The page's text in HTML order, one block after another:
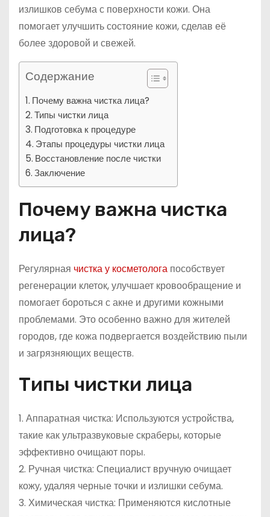
излишков себума с поверхности кожи. Она
помогает улучшить состояние кожи, сделав её
более здоровой и свежей.
Содержание
Почему важна чистка лица?
Типы чистки лица
Подготовка к процедуре
Этапы процедуры чистки лица
Восстановление после чистки
Заключение
Почему важна чистка
лица?
Регулярная чистка у косметолога пособствует
регенерации клеток, улучшает кровообращение и
помогает бороться с акне и другими кожными
проблемами. Это особенно важно для жителей
городов, где кожа подвергается воздействию пыли
и загрязняющих веществ.
Типы чистки лица
1. Аппаратная чистка: Используются устройства,
такие как ультразвуковые скраберы, которые
эффективно очищают поры.
2. Ручная чистка: Специалист вручную очищает
кожу, удаляя черные точки и излишки себума.
3. Химическая чистка: Применяются кислотные